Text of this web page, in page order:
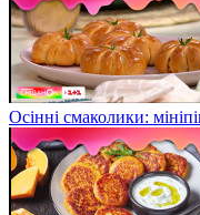
Осінні смаколики: